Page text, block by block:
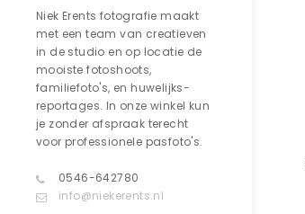
Niek Erents fotografie maakt
met een team van creatieven
in de studio en op locatie de
mooiste fotoshoots,
familiefoto's, en huwelijks-
reportages. In onze winkel kun
je zonder afspraak terecht
voor professionele pasfoto's.
0546-642780
info@niekerents.nl